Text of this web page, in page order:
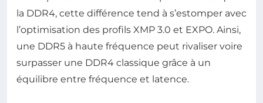
la DDR4, cette différence tend à s’estomper avec
l’optimisation des profils XMP 3.0 et EXPO. Ainsi,
une DDR5 à haute fréquence peut rivaliser voire
surpasser une DDR4 classique grâce à un
équilibre entre fréquence et latence.